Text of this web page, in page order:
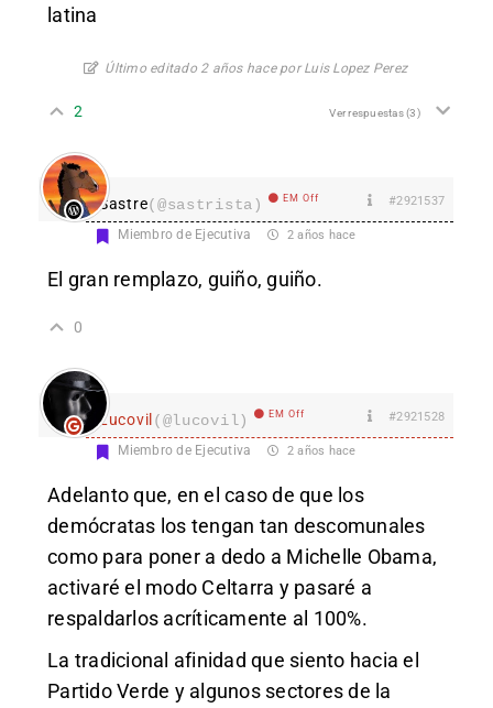
latina
Último editado 2 años hace por Luis Lopez Perez
2 Ver respuestas(3)
Sastre(@sastrista) EM Off #2921537
Miembro de Ejecutiva 2 años hace
El gran remplazo, guiño, guiño.
0
Lucovil(@lucovil) EM Off #2921528
Miembro de Ejecutiva 2 años hace
Adelanto que, en el caso de que los
demócratas los tengan tan descomunales
como para poner a dedo a Michelle Obama,
activaré el modo Celtarra y pasaré a
respaldarlos acríticamente al 100%.
La tradicional afinidad que siento hacia el
Partido Verde y algunos sectores de la